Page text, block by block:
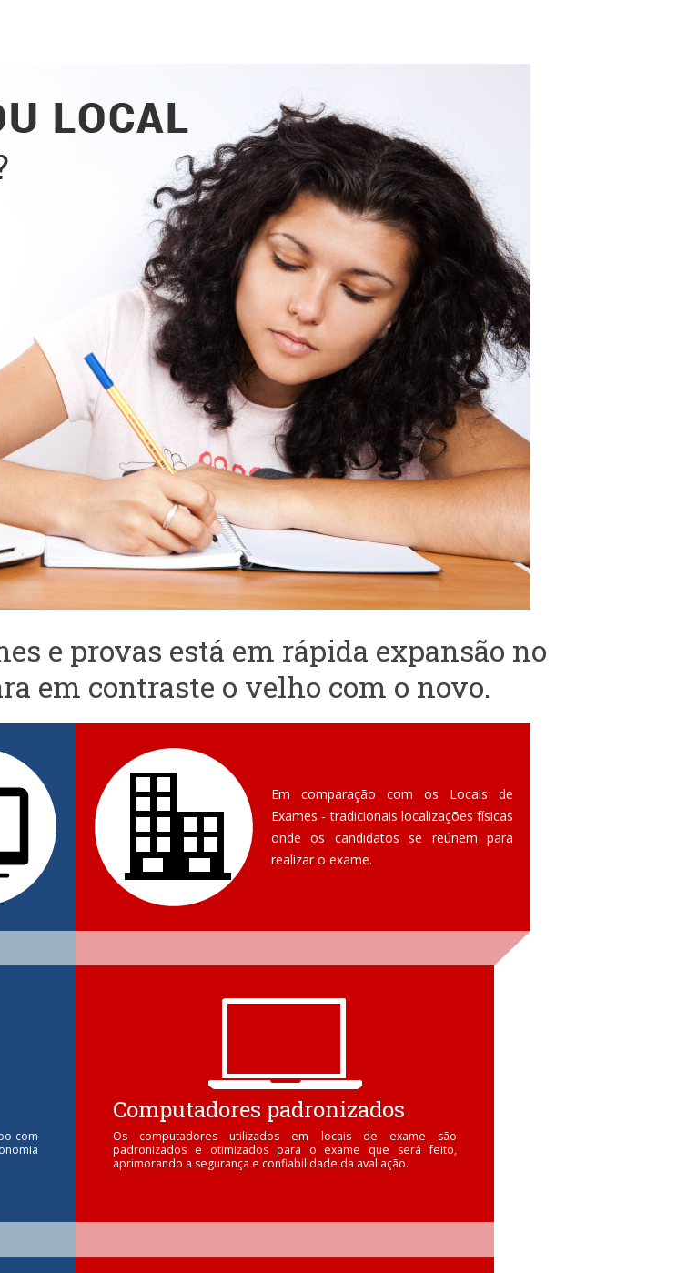
e provas está em rápida expansão no
em contraste o velho com o novo.
Em comparação com os Locais de
Exames - tradicionais localizações físicas
onde os candidatos se reúnem para
realizar o exame.
com
Computadores padronizados
Os computadores utilizados em locais de exame são
padronizados e otimizados para o exame que será feito,
aprimorando a segurança e confiabilidade da avaliação.